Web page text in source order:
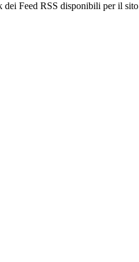
dei Feed RSS disponibili per il sito